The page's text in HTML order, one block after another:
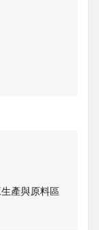
產與原料區